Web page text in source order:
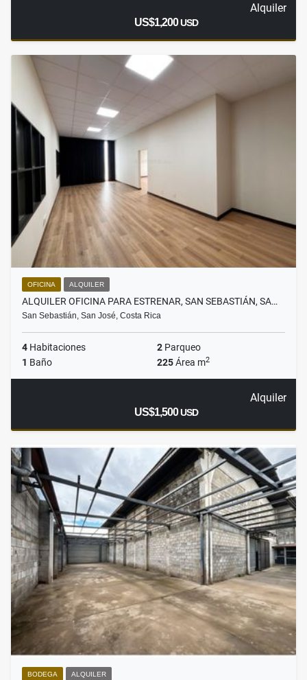
Alquiler
US$1,200USD
OFICINA ALQUILER
ALQUILER OFICINA PARA ESTRENAR, SAN SEBASTIÁN, SA…
San Sebastián, San José, Costa Rica
4 Habitaciones 2 Parqueo
1 Baño 225Área m2
Alquiler
US$1,500USD
BODEGA ALQUILER